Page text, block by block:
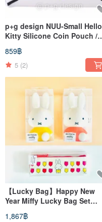
p+g design NUU-Small Hello
Kitty Silicone Coin Pouch /
(Two Colors)
859฿
5 (2)
【Lucky Bag】Happy New
Year Miffy Lucky Bag Set
Choose One
1,867฿